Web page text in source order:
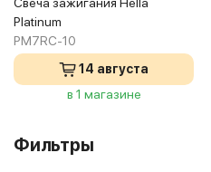
Platinum
PM7RC-10
14 августа
в 1 магазине
Фильтры